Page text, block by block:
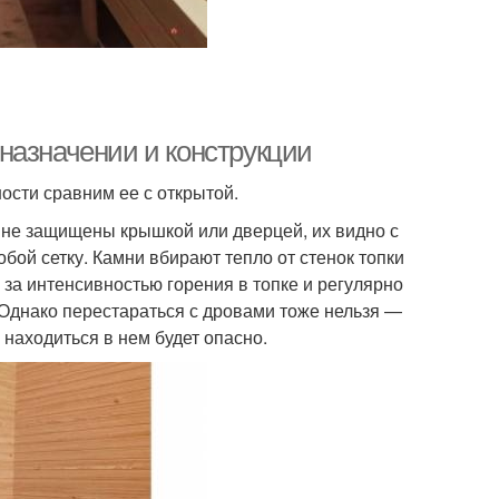
и конструкции
сравним ее с открытой.
защищены крышкой или дверцей, их видно с
сетку. Камни вбирают тепло от стенок топки
интенсивностью горения в топке и регулярно
перестараться с дровами тоже нельзя —
в нем будет опасно.